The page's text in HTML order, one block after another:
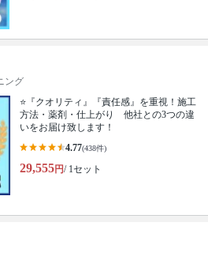
ング
⭐『クオリティ』『責任感』を重視！施工
方法・薬剤・仕上がり 他社との3つの違
いをお届け致します！
4.77(438件)
29,555円/ 1セット